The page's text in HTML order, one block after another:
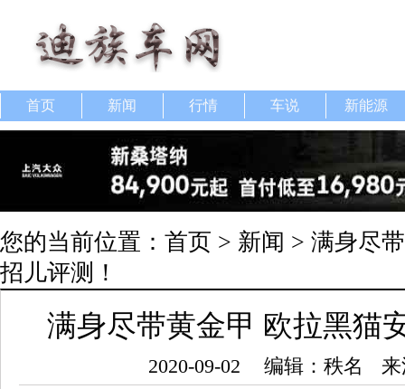
首页 新闻 行情 车说 新能源
您的当前位置： 首页 > 新闻 > 满身尽
招儿评测！
满身尽带黄金甲 欧拉黑猫
2020-09-02 编辑：秩名